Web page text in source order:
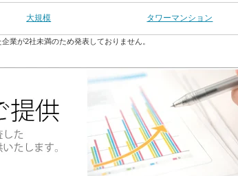
大規模 タワーマンション
業が2社未満のため発表しておりません。